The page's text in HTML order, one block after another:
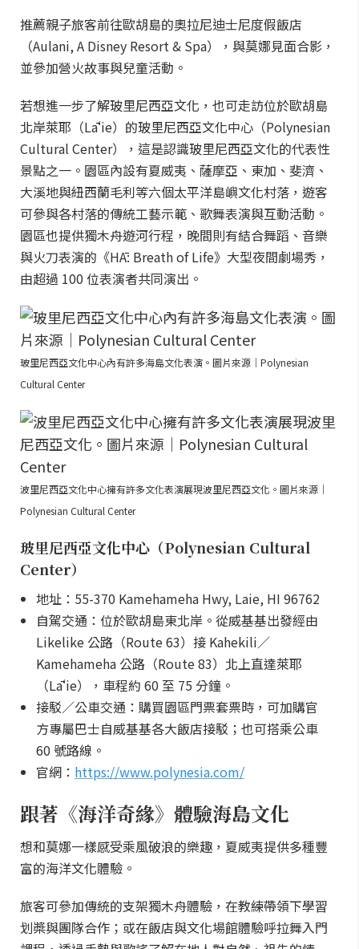
推薦親子旅客前往歐胡島的奧拉尼迪士尼度假飯店
（Aulani, A Disney Resort & Spa），與莫娜見面合影，
並參加營火故事與兒童活動。
若想進一步了解玻里尼西亞文化，也可走訪位於歐胡島
北岸萊耶（Lāʻie）的玻里尼西亞文化中心（Polynesian
Cultural Center），這是認識玻里尼西亞文化的代表性
景點之一。園區內設有夏威夷、薩摩亞、東加、斐濟、
大溪地與紐西蘭毛利等六個太平洋島嶼文化村落，遊客
可參與各村落的傳統工藝示範、歌舞表演與互動活動。
園區也提供獨木舟遊河行程，晚間則有結合舞蹈、音樂
與火刀表演的《HĀ: Breath of Life》大型夜間劇場秀，
由超過 100 位表演者共同演出。
玻里尼西亞文化中心內有許多海島文化表演。圖片來源｜Polynesian
Cultural Center
波里尼西亞文化中心擁有許多文化表演展現波里尼西亞文化。圖片來源｜
Polynesian Cultural Center
玻里尼西亞文化中心（Polynesian Cultural
Center）
地址：55-370 Kamehameha Hwy, Laie, HI 96762
自駕交通：位於歐胡島東北岸。從威基基出發經由
Likelike 公路（Route 63）接 Kahekili／
Kamehameha 公路（Route 83）北上直達萊耶
（Lāʻie），車程約 60 至 75 分鐘。
接駁／公車交通：購買園區門票套票時，可加購官
方專屬巴士自威基基各大飯店接駁；也可搭乘公車
60 號路線。
官網： https://www.polynesia.com/
跟著《海洋奇緣》體驗海島文化
想和莫娜一樣感受乘風破浪的樂趣，夏威夷提供多種豐
富的海洋文化體驗。
旅客可參加傳統的支架獨木舟體驗，在教練帶領下學習
划槳與團隊合作；或在飯店與文化場館體驗呼拉舞入門